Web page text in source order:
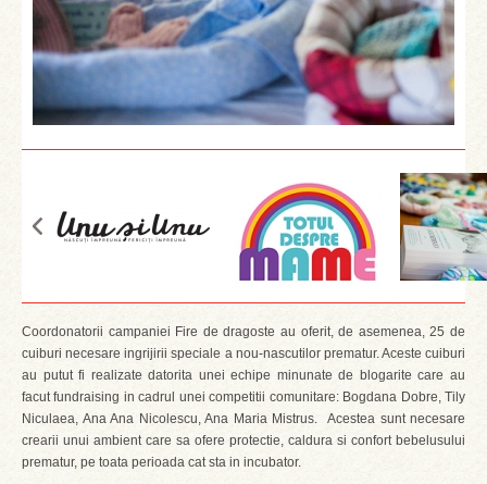
Coordonatorii campaniei Fire de dragoste au oferit, de asemenea, 25 de
cuiburi necesare ingrijirii speciale a nou-nascutilor prematur. Aceste cuiburi
au putut fi realizate datorita unei echipe minunate de blogarite care au
facut fundraising in cadrul unei competitii comunitare: Bogdana Dobre, Tily
Niculaea, Ana Ana Nicolescu, Ana Maria Mistrus. Acestea sunt necesare
crearii unui ambient care sa ofere protectie, caldura si confort bebelusului
prematur, pe toata perioada cat sta in incubator.